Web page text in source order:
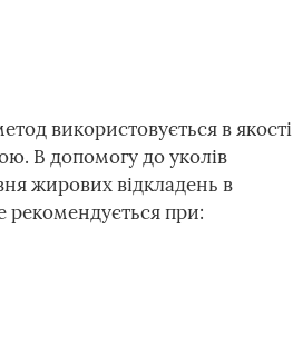
використовується в якості
В допомогу до уколів
жирових відкладень в
рекомендується при: